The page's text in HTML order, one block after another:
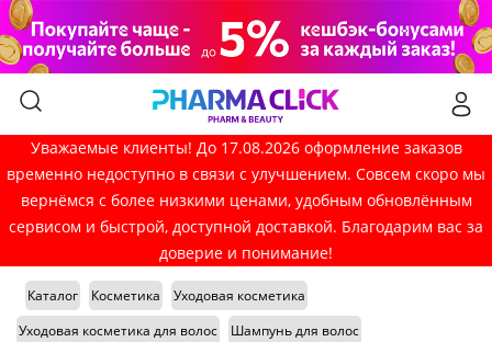
Уважаемые клиенты! До 17.08.2026 оформление заказов
временно недоступно в связи с улучшением. Совсем скоро мы
вернёмся с более низкими ценами, удобным обновлённым
сервисом и быстрой, доступной доставкой. Благодарим вас за
доверие и понимание!
Каталог Косметика
Уходовая косметика
Уходовая косметика для волос
Шампунь для волос